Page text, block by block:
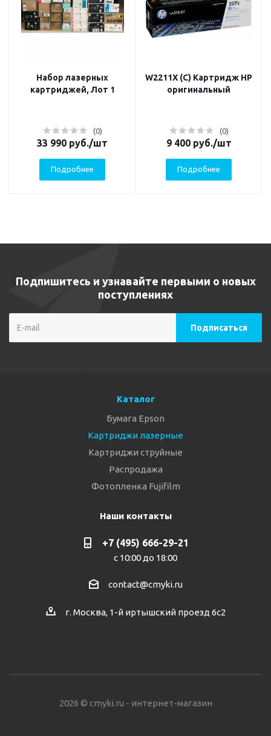
Набор лазерных
картриджей, Лот 1
(0)
33 990 руб./шт
Подробнее
W2211X (C) Картридж HP
оригинальный
(0)
9 400руб./шт
Подробнее
Подпишитесь и узнавайте первыми о новых
поступлениях
Каталог
Бумага Epson
Картриджи лазерные
Картриджи струйные
Распродажа
Фотопленка Fujifilm
Наши контакты
+7 (495) 666-29-21
с 10:00 до 18:00
contact@cmyki.ru
г. Москва, 1-й иртышский проезд 6с2
2026 © cmyki.ru - интернет-магазин